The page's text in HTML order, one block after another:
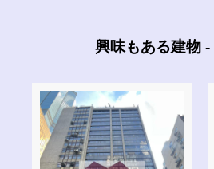
興味もある建物 -